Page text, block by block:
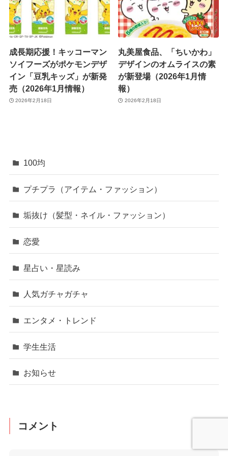
成長期応援！キッコーマン
ソイフーズがポケモンデザ
イン「豆乳キッズ」が新発
売（2026年1月情報）
2026年2月18日
丸美屋食品、「ちいかわ」
デザインのオムライスの素
が新登場（2026年1月情
報）
2026年2月18日
100均
プチプラ（アイテム・ファッション）
垢抜け（髪型・ネイル・ファッション）
恋愛
星占い・星読み
人気ガチャガチャ
エンタメ・トレンド
学生生活
お知らせ
コメント